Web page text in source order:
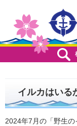
検索・共通
イルカはいる
2024年7月の「野生